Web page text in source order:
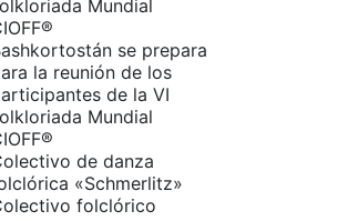
Mundial
se prepara
la reunión de los
de la VI
Mundial
de danza
«Schmerlitz»
folclórico